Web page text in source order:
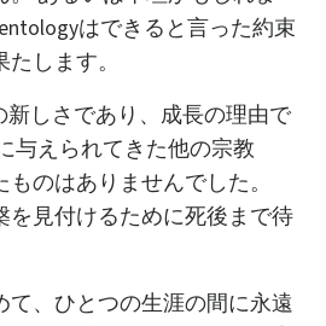
はできると言った約束
します。
新しさであり、成長の理由で
与えられてきた他の宗教
のはありませんでした。
を見付けるために死後まで待
て、ひとつの生涯の間に永遠